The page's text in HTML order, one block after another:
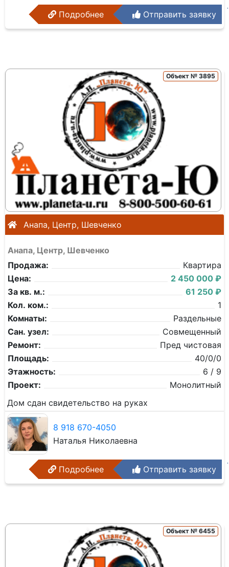
Подробнее Отправить заявку
Объект № 3895
Анапа, Центр, Шевченко
Анапа, Центр, Шевченко
Продажа:
Квартира
Цена:
2 450 000 ₽
За кв. м.:
61 250 ₽
Кол. ком.:
1
Комнаты:
Раздельные
Сан. узел:
Совмещенный
Ремонт:
Пред чистовая
Площадь:
40/0/0
Этажность:
6 / 9
Проект:
Монолитный
Дом сдан свидетельство на руках
8 918 670-4050
Наталья Николаевна
Подробнее Отправить заявку
Объект № 6455